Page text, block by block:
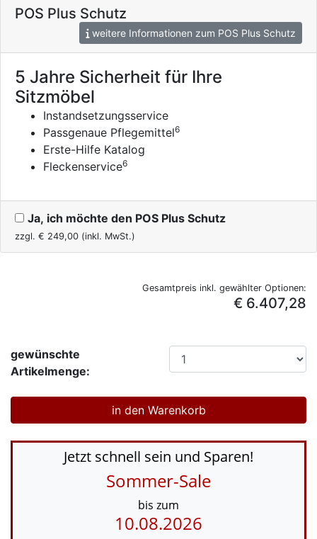
POS Plus Schutz
weitere Informationen zum POS Plus Schutz
5 Jahre Sicherheit für Ihre
Sitzmöbel
Instandsetzungsservice
Passgenaue Pflegemittel6
Erste-Hilfe Katalog
Fleckenservice6
Ja, ich möchte den POS Plus Schutz
zzgl. € 249,00 (inkl. MwSt.)
Gesamtpreis inkl. gewählter Optionen:
€ 6.407,28
gewünschte
Artikelmenge:
Jetzt schnell sein und Sparen!
Sommer-Sale
bis zum
10.08.2026